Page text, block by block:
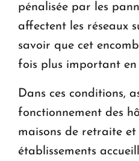
pénalisée par les
affectent les réseaux
savoir que cet
fois plus important
Dans ces conditions,
fonctionnement des
maisons de retraite et
établissements